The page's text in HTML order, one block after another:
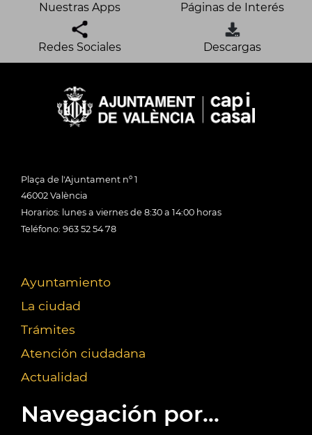
Nuestras Apps Páginas de Interés
Redes Sociales Descargas
Plaça de l'Ajuntament nº 1
46002 València
Horarios: lunes a viernes de 8:30 a 14:00 horas
Teléfono: 963 52 54 78
Ayuntamiento
La ciudad
Trámites
Atención ciudadana
Actualidad
Navegación por...